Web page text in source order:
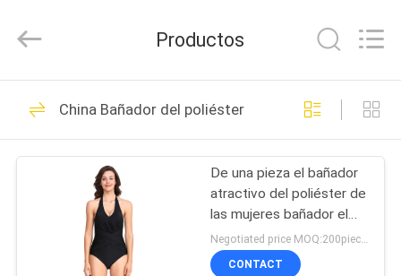
HOGAR
PRODUCTOS
NOSOTROS
Textile
Trading
All
Reserved.
Telas de algodón
del poliéster
27
Productos
China Bañador del poliéster
De una pieza el bañador
atractivo del poliéster de
las mujeres bañador el
halter de la cruz del traje
de baño del bikini
Negotiated price MOQ:200pieces
CONTACT